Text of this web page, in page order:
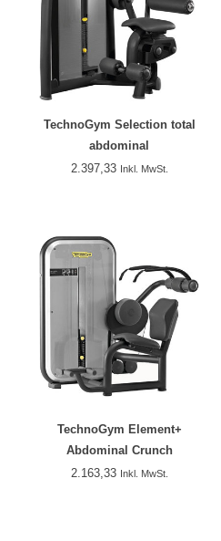
TechnoGym Selection total
abdominal
2.397,33 Inkl. MwSt.
TechnoGym Element+
Abdominal Crunch
2.163,33 Inkl. MwSt.